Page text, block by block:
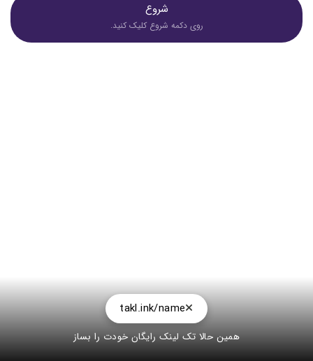
شروع
روی دکمه شروع کلیک کنید.
takl.ink/name
همین حالا تک لینک رایگان خودت را بساز